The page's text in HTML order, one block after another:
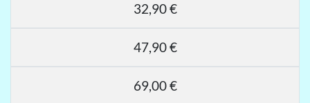
32,90 €
47,90 €
69,00 €